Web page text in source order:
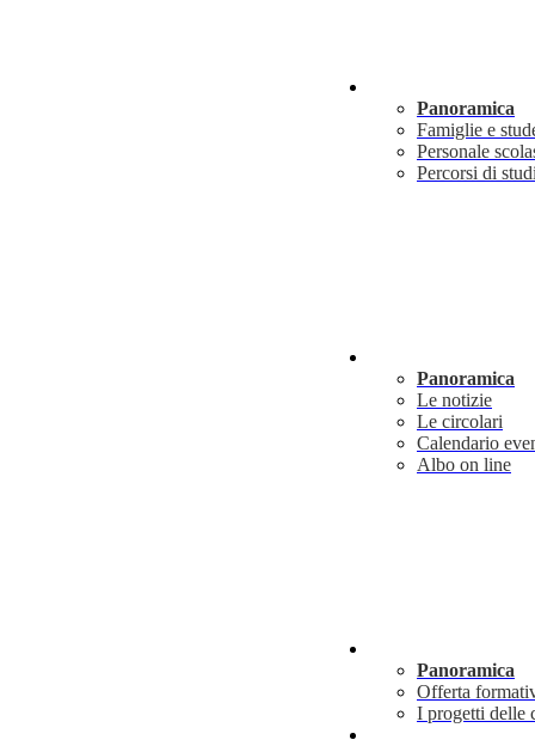
Panoramica
Famiglie e
Personale
Percorsi di
Panoramica
Le notizie
Le circolari
Calendario
Albo on line
Panoramica
Offerta
I progetti delle